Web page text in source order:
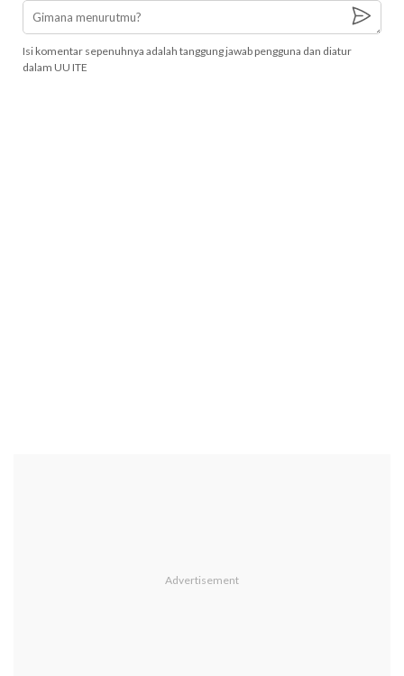
Isi komentar sepenuhnya adalah tanggung jawab pengguna dan diatur
dalam UU ITE